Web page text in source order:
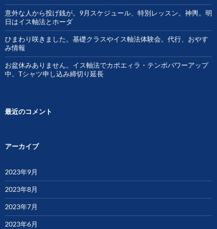
意外な人から投げ銭が。9月スケジュール、特別レッスン。神輿。明
日はイス軸法とホーダ
ひまわり咲きました。基礎クラスやイス軸法体験会。代行、おやす
み情報
お盆休みありません。イス軸法でカポエィラ・テンポパワーアップ
中。Tシャツ申し込み締切り延長
最近のコメント
アーカイブ
2023年9月
2023年8月
2023年7月
2023年6月